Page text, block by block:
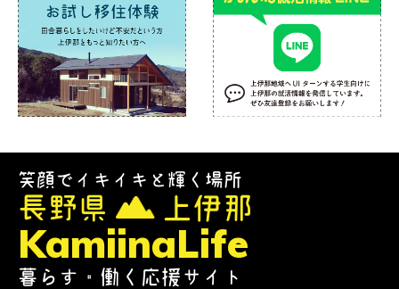
笑顔でイキイキと輝く場所
長野県 上伊那
KamiinaLife
暮らす・働く応援サイト